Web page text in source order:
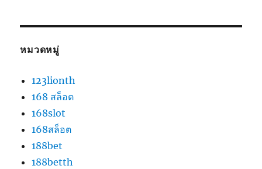
หมวดหมู่
123lionth
168 สล็อต
168slot
168สล็อต
188bet
188betth